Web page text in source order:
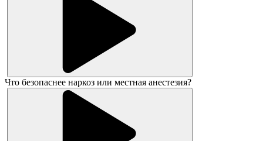
Что безопаснее наркоз или местная анестезия?